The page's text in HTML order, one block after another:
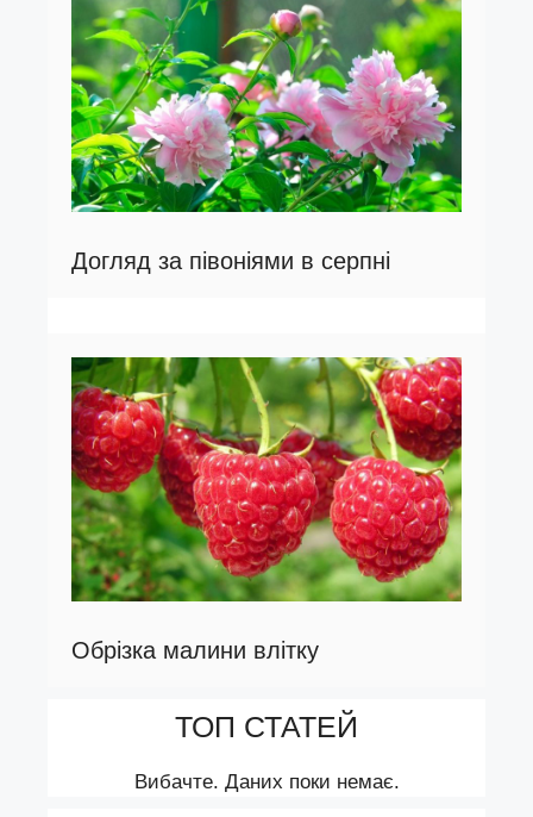
Догляд за півоніями в серпні
Обрізка малини влітку
ТОП СТАТЕЙ
Вибачте. Даних поки немає.